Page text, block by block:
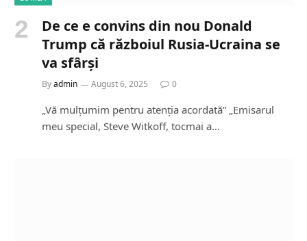
De ce e convins din nou Donald
Trump că războiul Rusia-Ucraina se
va sfârși
Byadmin August 6, 2025 0
„Vă mulțumim pentru atenția acordată” „Emisarul
meu special, Steve Witkoff, tocmai a…